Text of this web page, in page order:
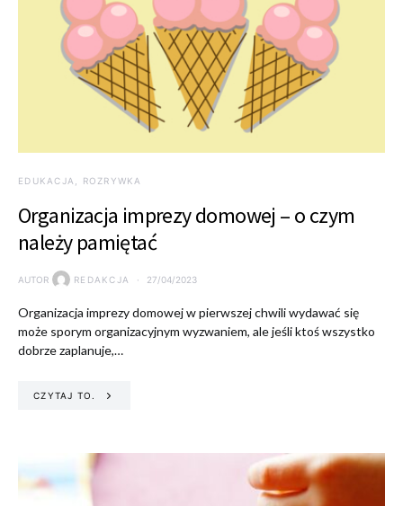
EDUKACJA, ROZRYWKA
Organizacja imprezy domowej – o czym
należy pamiętać
AUTOR REDAKCJA 27/04/2023
Organizacja imprezy domowej w pierwszej chwili wydawać się
może sporym organizacyjnym wyzwaniem, ale jeśli ktoś wszystko
dobrze zaplanuje,…
CZYTAJ TO.